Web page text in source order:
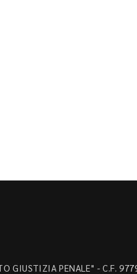
GIUSTIZIA PENALE" - C.F.